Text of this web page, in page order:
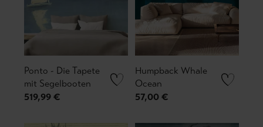
Ponto - Die Tapete
mit Segelbooten
519,99 €
Humpback Whale
Ocean
57,00 €